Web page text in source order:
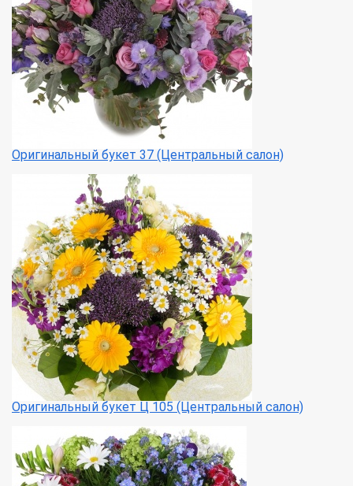
Оригинальный букет 37 (Центральный салон)
Оригинальный букет Ц 105 (Центральный салон)